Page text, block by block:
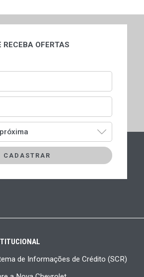
RECEBA OFERTAS
de Informações de Crédito (SCR)